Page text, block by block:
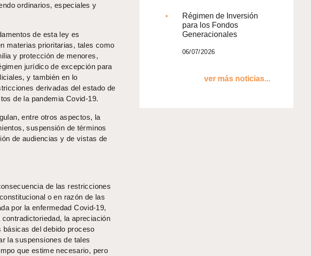
ordinarios, especiales y
de esta ley es
materias prioritarias, tales como
y protección de menores,
jurídico de excepción para
y también en lo
derivadas del estado de
de la pandemia Covid-19.
entre otros aspectos, la
suspensión de términos
de audiencias y de vistas de
de las restricciones
o en razón de las
por la enfermedad Covid-19,
la apreciación
del debido proceso
la suspensiones de tales
que estime necesario, pero
Régimen de Inversión
para los Fondos
Generacionales
06/07/2026
ver más noticias...